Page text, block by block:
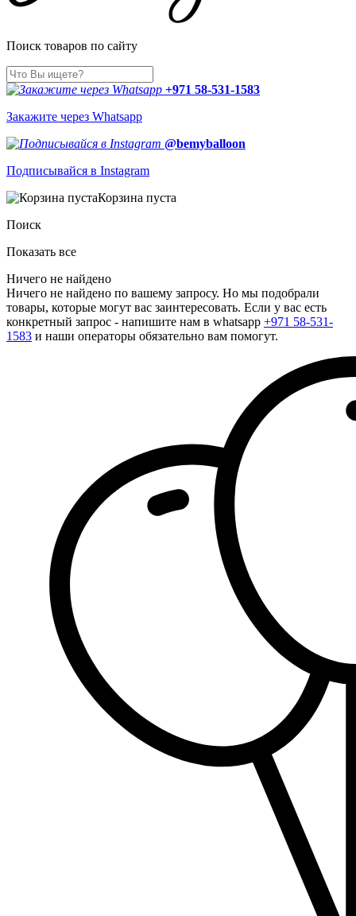
Поиск товаров по сайту
+971 58-531-1583
Закажите через Whatsapp
@bemyballoon
Подписывайся в Instagram
Корзина пуста
Поиск
Показать все
Ничего не найдено
Ничего не найдено по вашему запросу. Но мы подобрали
товары, которые могут вас заинтересовать. Если у вас есть
конкретный запрос - напишите нам в whatsapp +971 58-531-
1583 и наши операторы обязательно вам помогут.